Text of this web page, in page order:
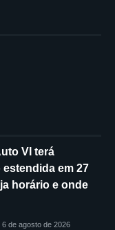
VI terá
em 27
horário e onde
6 de agosto de 2026